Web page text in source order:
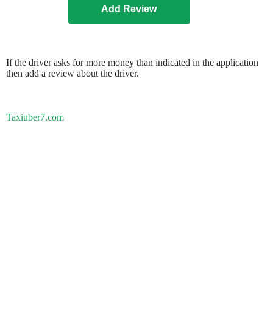
If the driver asks for more money than indicated in the application
then add a review about the driver.
Taxiuber7.com